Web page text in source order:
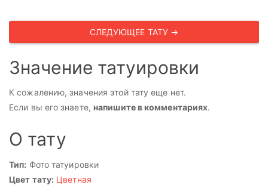
СЛЕДУЮЩЕЕ ТАТУ →
Значение татуировки
К сожалению, значения этой тату еще нет.
Если вы его знаете, напишите в комментариях.
О тату
Тип: Фото татуировки
Цвет тату: Цветная